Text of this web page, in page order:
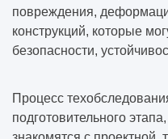
повреждения,
конструкций, которые
безопасности,
Процесс
подготовительного